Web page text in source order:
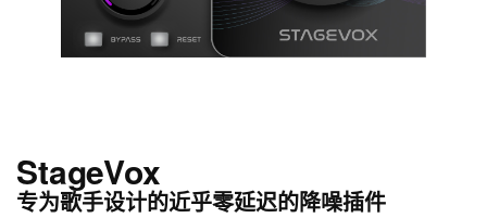
StageVox
专为歌手设计的近乎零延迟的降噪插件